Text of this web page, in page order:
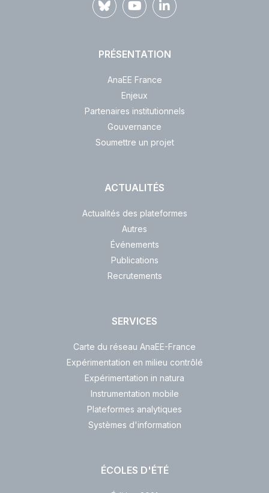
PRÉSENTATION
AnaEE France
Enjeux
Partenaires institutionnels
Gouvernance
Soumettre un projet
ACTUALITÉS
Actualités des plateformes
Autres
Événements
Publications
Recrutements
SERVICES
Carte du réseau AnaEE-France
Expérimentation en milieu contrôlé
Expérimentation in natura
Instrumentation mobile
Plateformes analytiques
Systèmes d'information
ÉCOLES D'ÉTÉ